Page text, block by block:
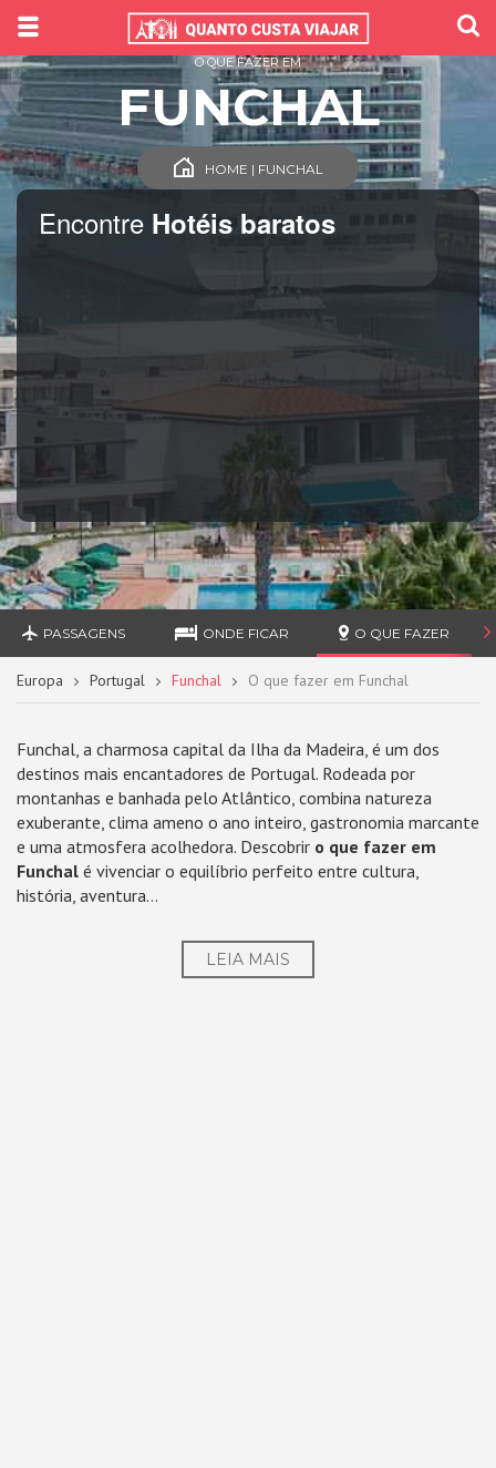
Encontre Hotéis baratos
O QUE FAZER EM
FUNCHAL
HOME | FUNCHAL
PASSAGENS ONDE FICAR O QUE FAZER
Europa Portugal Funchal O que fazer em Funchal
Funchal, a charmosa capital da Ilha da Madeira, é um dos
destinos mais encantadores de Portugal. Rodeada por
montanhas e banhada pelo Atlântico, combina natureza
exuberante, clima ameno o ano inteiro, gastronomia marcante
e uma atmosfera acolhedora. Descobrir o que fazer em
Funchal é vivenciar o equilíbrio perfeito entre cultura,
história, aventura...
LEIA MAIS